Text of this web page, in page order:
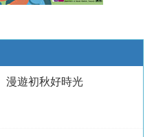
漫遊初秋好時光